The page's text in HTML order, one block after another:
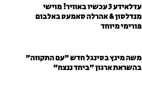
עדלאידע 3 עכשיו באוויר! מוישי
מנדלסון & אהרלה סאמעט באלבום
פורימי מיוחד
משה מינץ בסינגל חדש ״עם התקווה״
בהשראת ארגון "ביחד ננצח"